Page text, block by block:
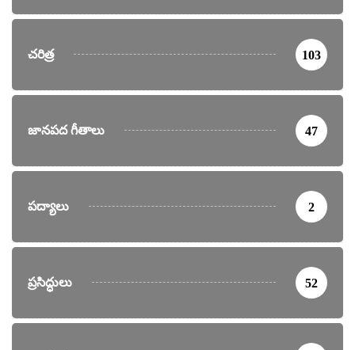
చరిత్ర 103
జానపద గీతాలు 47
పద్యాలు 2
ప్రసిద్ధులు 52